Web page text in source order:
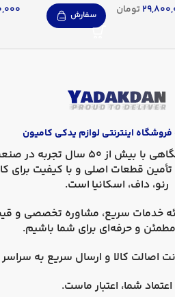
تومان سفارش
اینترنتی لوازم یدکی کامیون
، به عنوان فروشگاهی با بیش از 50
قطعات اصلی و با کیفیت برای
رنو، داف، اسکانیا است.
خدمات سریع، مشاوره تخصصی و
مطمئن و حرفه‌ای برای شما باشیم.
اصالت کالا و ارسال سریع به
اعتماد شما، اعتبار ماست.